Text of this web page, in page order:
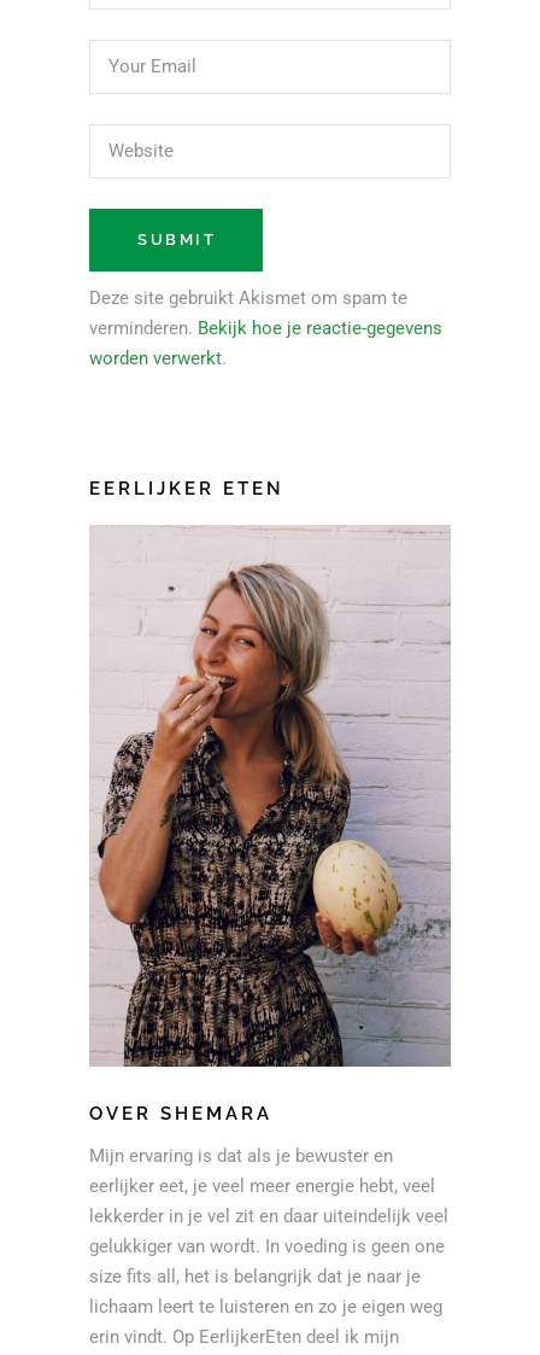
Deze site gebruikt Akismet om spam te
verminderen. Bekijk hoe je reactie-gegevens
worden verwerkt.
EERLIJKER ETEN
OVER SHEMARA
Mijn ervaring is dat als je bewuster en
eerlijker eet, je veel meer energie hebt, veel
lekkerder in je vel zit en daar uiteindelijk veel
gelukkiger van wordt. In voeding is geen one
size fits all, het is belangrijk dat je naar je
lichaam leert te luisteren en zo je eigen weg
erin vindt. Op EerlijkerEten deel ik mijn